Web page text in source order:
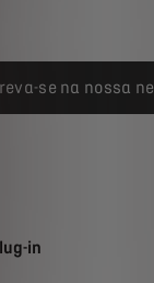
se na nossa
in